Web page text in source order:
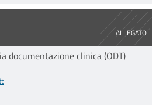
ALLEGATO
documentazione clinica (ODT)